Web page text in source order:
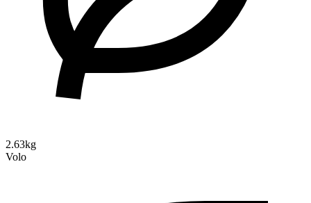
2.63kg
Volo